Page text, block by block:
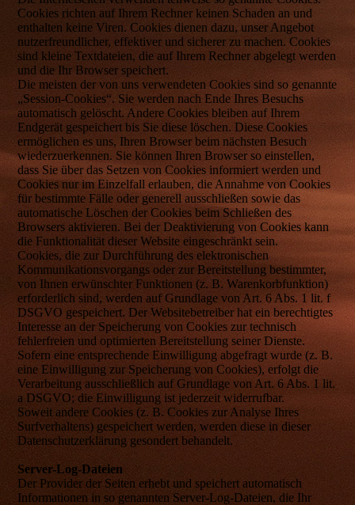
Cookies richten auf Ihrem Rechner keinen Schaden an und
enthalten keine Viren. Cookies dienen dazu, unser Angebot
nutzerfreundlicher, effektiver und sicherer zu machen. Cookies
sind kleine Textdateien, die auf Ihrem Rechner abgelegt werden
und die Ihr Browser speichert.
Die meisten der von uns verwendeten Cookies sind so genannte
„Session-Cookies“. Sie werden nach Ende Ihres Besuchs
automatisch gelöscht. Andere Cookies bleiben auf Ihrem
Endgerät gespeichert bis Sie diese löschen. Diese Cookies
ermöglichen es uns, Ihren Browser beim nächsten Besuch
wiederzuerkennen. Sie können Ihren Browser so einstellen,
dass Sie über das Setzen von Cookies informiert werden und
Cookies nur im Einzelfall erlauben, die Annahme von Cookies
für bestimmte Fälle oder generell ausschließen sowie das
automatische Löschen der Cookies beim Schließen des
Browsers aktivieren. Bei der Deaktivierung von Cookies kann
die Funktionalität dieser Website eingeschränkt sein.
Cookies, die zur Durchführung des elektronischen
Kommunikationsvorgangs oder zur Bereitstellung bestimmter,
von Ihnen erwünschter Funktionen (z. B. Warenkorbfunktion)
erforderlich sind, werden auf Grundlage von Art. 6 Abs. 1 lit. f
DSGVO gespeichert. Der Websitebetreiber hat ein berechtigtes
Interesse an der Speicherung von Cookies zur technisch
fehlerfreien und optimierten Bereitstellung seiner Dienste.
Sofern eine entsprechende Einwilligung abgefragt wurde (z. B.
eine Einwilligung zur Speicherung von Cookies), erfolgt die
Verarbeitung ausschließlich auf Grundlage von Art. 6 Abs. 1 lit.
a DSGVO; die Einwilligung ist jederzeit widerrufbar.
Soweit andere Cookies (z. B. Cookies zur Analyse Ihres
Surfverhaltens) gespeichert werden, werden diese in dieser
Datenschutzerklärung gesondert behandelt.
Server-Log-Dateien
Der Provider der Seiten erhebt und speichert automatisch
Informationen in so genannten Server-Log-Dateien, die Ihr